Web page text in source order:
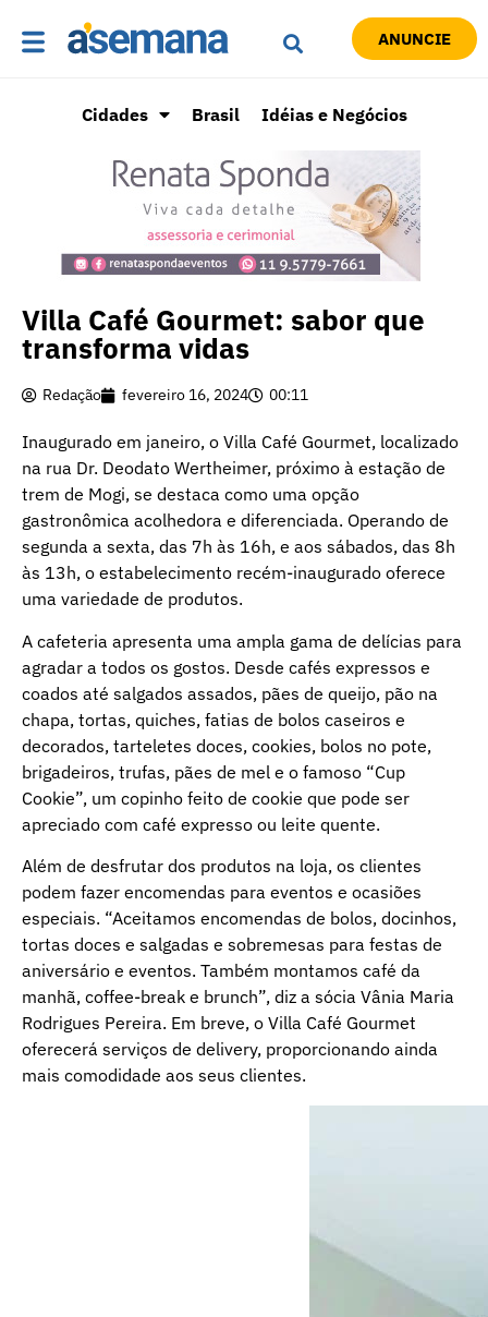
ANUNCIE
Cidades Brasil Idéias e Negócios
Villa Café Gourmet: sabor que
transforma vidas
Redação fevereiro 16, 2024 00:11
Inaugurado em janeiro, o Villa Café Gourmet, localizado
na rua Dr. Deodato Wertheimer, próximo à estação de
trem de Mogi, se destaca como uma opção
gastronômica acolhedora e diferenciada. Operando de
segunda a sexta, das 7h às 16h, e aos sábados, das 8h
às 13h, o estabelecimento recém-inaugurado oferece
uma variedade de produtos.
A cafeteria apresenta uma ampla gama de delícias para
agradar a todos os gostos. Desde cafés expressos e
coados até salgados assados, pães de queijo, pão na
chapa, tortas, quiches, fatias de bolos caseiros e
decorados, tarteletes doces, cookies, bolos no pote,
brigadeiros, trufas, pães de mel e o famoso “Cup
Cookie”, um copinho feito de cookie que pode ser
apreciado com café expresso ou leite quente.
Além de desfrutar dos produtos na loja, os clientes
podem fazer encomendas para eventos e ocasiões
especiais. “Aceitamos encomendas de bolos, docinhos,
tortas doces e salgadas e sobremesas para festas de
aniversário e eventos. Também montamos café da
manhã, coffee-break e brunch”, diz a sócia Vânia Maria
Rodrigues Pereira. Em breve, o Villa Café Gourmet
oferecerá serviços de delivery, proporcionando ainda
mais comodidade aos seus clientes.